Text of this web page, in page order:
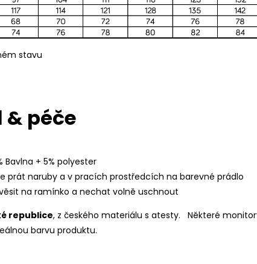
stavu
péče
Bavlna + 5% polyester
prát naruby a v pracích prostředcích na barevné prádlo
na ramínko a nechat volně uschnout
republice, z českého materiálu s atesty.
Některé
barvu produktu.